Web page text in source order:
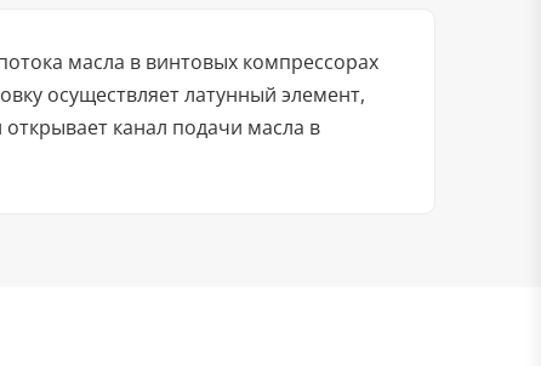
масла в винтовых компрессорах
осуществляет латунный элемент,
канал подачи масла в